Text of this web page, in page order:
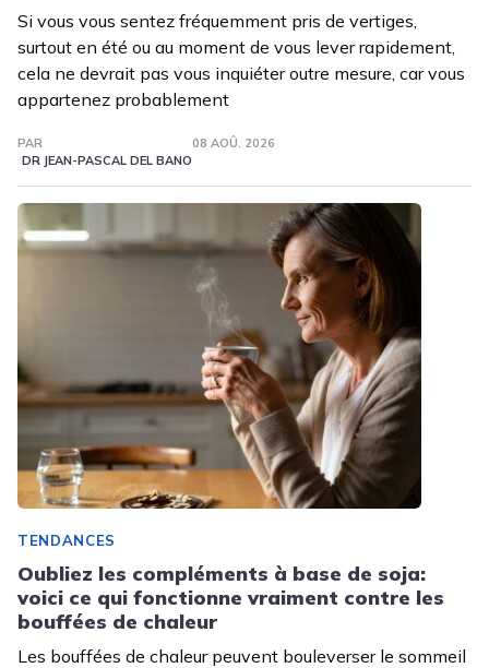
Si vous vous sentez fréquemment pris de vertiges,
surtout en été ou au moment de vous lever rapidement,
cela ne devrait pas vous inquiéter outre mesure, car vous
appartenez probablement
PAR
DR JEAN-PASCAL DEL BANO
08 AOÛ. 2026
TENDANCES
Oubliez les compléments à base de soja:
voici ce qui fonctionne vraiment contre les
bouffées de chaleur
Les bouffées de chaleur peuvent bouleverser le sommeil